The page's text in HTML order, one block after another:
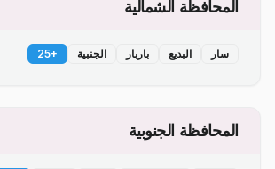
المحافظة الشمالية
سار البديع باربار الجنبية +
25
المحافظة الجنوبية